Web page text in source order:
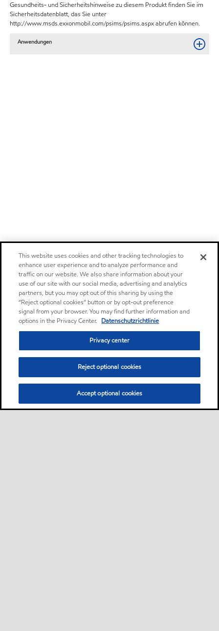
Gesundheits- und Sicherheitshinweise zu diesem Produkt finden Sie im
Sicherheitsdatenblatt, das Sie unter
http://www.msds.exxonmobil.com/psims/psims.aspx abrufen können.
Anwendungen
This website uses cookies and other tracking technologies to
enhance user experience and to analyze performance and
traffic on our website. We also share information about your
use of our site with our social media, advertising and analytics
partners, but you may opt out of this sharing by using the
“Reject optional cookies” button or by opt-out preference
signal from your browser. You may find further information and
options in the Privacy Center. Datenschutzrichtlinie
Privacy center
Reject optional cookies
Accept optional cookies